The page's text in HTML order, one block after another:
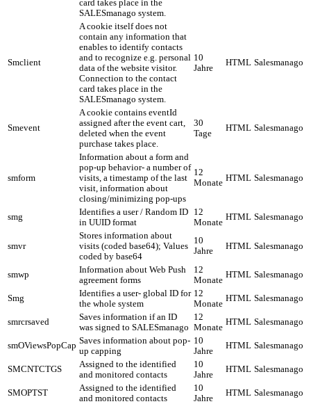
card takes place in the
SALESmanago system.
Smclient
A cookie itself does not
contain any information that
enables to identify contacts
and to recognize e.g. personal
data of the website visitor.
Connection to the contact
card takes place in the
SALESmanago system.
10
Jahre
HTML Salesmanago
Smevent
A cookie contains eventId
assigned after the event cart,
deleted when the event
purchase takes place.
30
Tage
HTML Salesmanago
smform
Information about a form and
pop-up behavior- a number of
visits, a timestamp of the last
visit, information about
closing/minimizing pop-ups
12
Monate HTML Salesmanago
smg
Identifies a user / Random ID
in UUID format
12
Monate
HTML Salesmanago
smvr
Stores information about
visits (coded base64); Values
coded by base64
10
Jahre
HTML Salesmanago
smwp
Information about Web Push
agreement forms
12
Monate
HTML Salesmanago
Smg
Identifies a user- global ID for
the whole system
12
Monate
HTML Salesmanago
smrcrsaved
Saves information if an ID
was signed to SALESmanago
12
Monate
HTML Salesmanago
smOViewsPopCap Saves information about pop-
up capping
10
Jahre
HTML Salesmanago
SMCNTCTGS
Assigned to the identified
and monitored contacts
10
Jahre
HTML Salesmanago
SMOPTST
Assigned to the identified
and monitored contacts
10
Jahre
HTML Salesmanago